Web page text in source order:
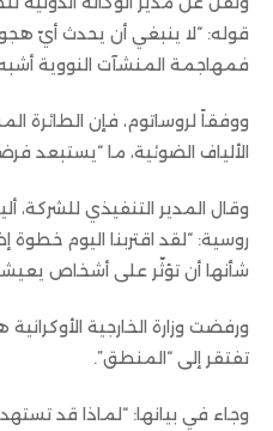
قوله: “لا ينبغي أن يحدث أيّ
فمهاجمة المنشآت النووية أشبه
ووفقاً لروساتوم، فإن الطائرة
الألياف الضوئية، ما “يستبعد
وقال المدير التنفيذي للشركة،
روسية: “لقد اقتربنا اليوم
شأنها أن تؤثّر على أشخاص
ورفضت وزارة الخارجية الأوكرانية
تفتقر إلى “المنطق”.
وجاء في بيانها: “لماذا قد